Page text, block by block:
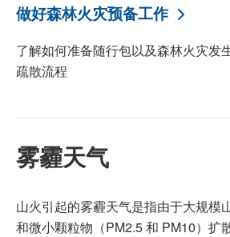
做好森林火灾预备工作
了解如何准备随行包以及森林火灾发
疏散流程
雾霾天气
山火引起的雾霾天气是指由于大规模
和微小颗粒物（PM2.5 和 PM10）扩